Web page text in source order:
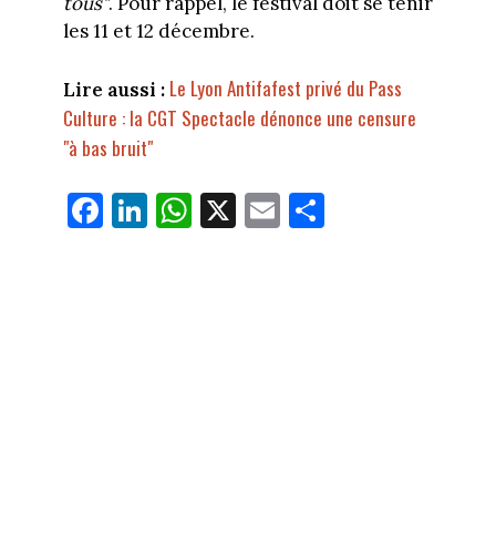
les 11 et 12 décembre.
Lire aussi : Le Lyon Antifafest privé du Pass
Culture : la CGT Spectacle dénonce une censure
"à bas bruit"
Fa
ce
Li
nk
W
ha
X E
m
Pa